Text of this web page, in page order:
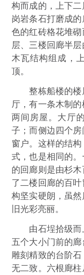
构而成的，上下
岗岩条石打磨成
色的红砖格花堆
层、三楼回廊半
木瓦结构组成，
顶。
整栋船楼的楼
厅，有一条木制
两间房屋。大厅
子；而侧边四个
窗户。这样的结
式，也是相同的
的回廊则是由杉
了二楼回廊的百
构坚实硬朗，虽
旧光彩亮丽。
由石埕拾级而上
五个大小门前的
雕刻精致的台阶
无二致。六根廊